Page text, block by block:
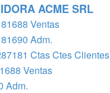
ACME SRL
Ventas
Adm.
Ctas Ctes Clientes
Ventas
Adm.